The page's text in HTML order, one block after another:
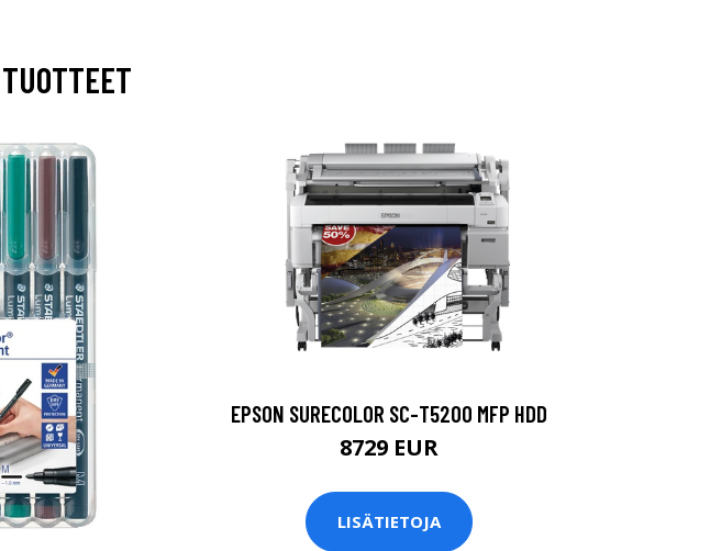
EPSON SURECOLOR SC-T5200 MFP HDD
8729 EUR
LISÄTIETOJA